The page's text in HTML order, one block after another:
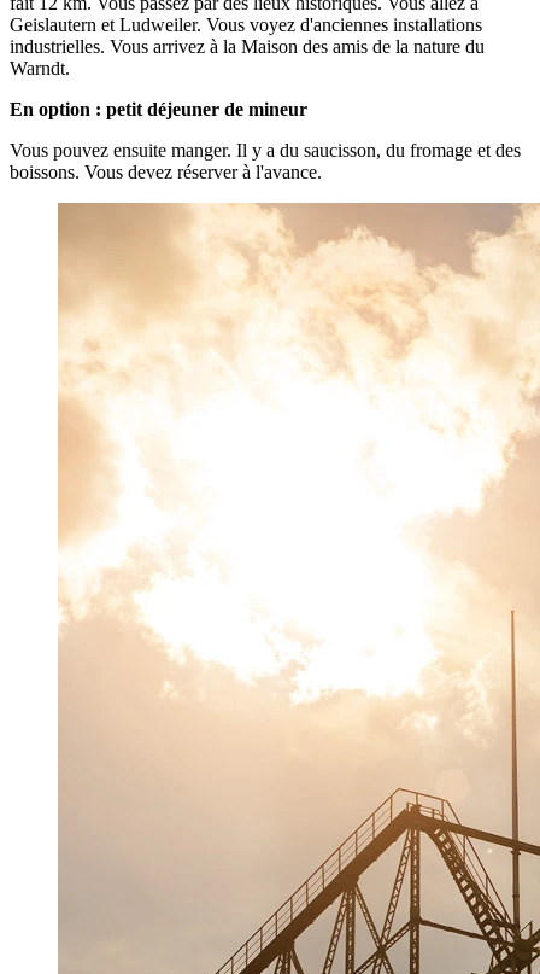
Geislautern et Ludweiler. Vous voyez d'anciennes installations
industrielles. Vous arrivez à la Maison des amis de la nature du
Warndt.
En option : petit déjeuner de mineur
Vous pouvez ensuite manger. Il y a du saucisson, du fromage et des
boissons. Vous devez réserver à l'avance.